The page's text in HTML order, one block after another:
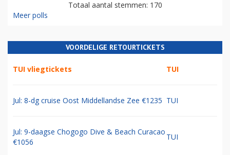
Totaal aantal stemmen: 170
Meer polls
VOORDELIGE RETOURTICKETS
TUI vliegtickets TUI
Jul: 8-dg cruise Oost Middellandse Zee €1235 TUI
Jul: 9-daagse Chogogo Dive & Beach Curacao
€1056
TUI